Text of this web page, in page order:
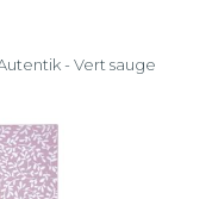
- Vert sauge